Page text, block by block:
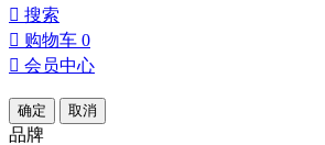
 搜索
 购物车 0
 会员中心
确定 取消
品牌